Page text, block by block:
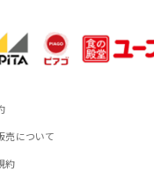
売について
約